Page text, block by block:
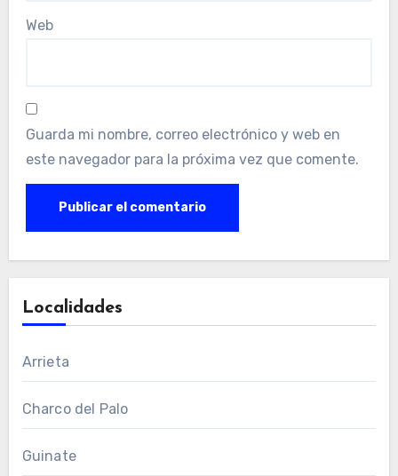
Web
Guarda mi nombre, correo electrónico y web en
este navegador para la próxima vez que comente.
Localidades
Arrieta
Charco del Palo
Guinate